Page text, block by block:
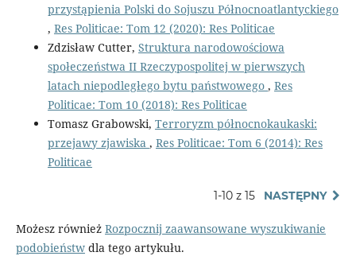
przystąpienia Polski do Sojuszu Północnoatlantyckiego
, Res Politicae: Tom 12 (2020): Res Politicae
Zdzisław Cutter, Struktura narodowościowa
społeczeństwa II Rzeczypospolitej w pierwszych
latach niepodległego bytu państwowego , Res
Politicae: Tom 10 (2018): Res Politicae
Tomasz Grabowski, Terroryzm północnokaukaski:
przejawy zjawiska , Res Politicae: Tom 6 (2014): Res
Politicae
1-10 z 15 NASTĘPNY
Możesz również Rozpocznij zaawansowane wyszukiwanie
podobieństwdla tego artykułu.